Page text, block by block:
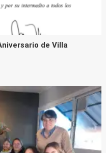
de Villa